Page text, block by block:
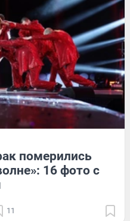
померились
16 фото с
11